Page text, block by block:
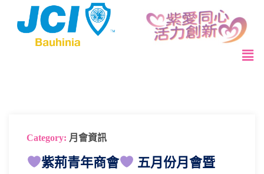
Category: 月會資訊
紫荊青年商會
五月份月會暨